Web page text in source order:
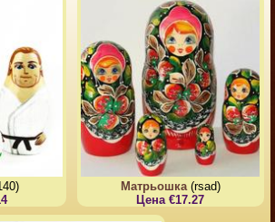
Матрьошка(rsad)
Цена €17.27